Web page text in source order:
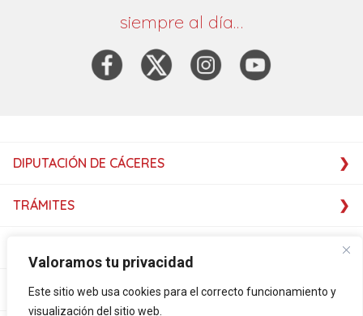
Valoramos tu privacidad
Este sitio web usa cookies para el correcto funcionamiento y
visualización del sitio web.
siempre al día…
DIPUTACIÓN DE CÁCERES
TRÁMITES
SERVICIOS